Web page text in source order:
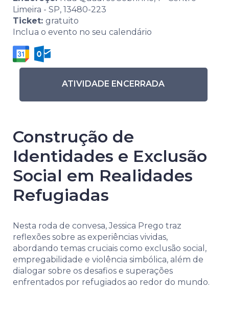
Limeira - SP, 13480-223
Ticket: gratuito
Inclua o evento no seu calendário
ATIVIDADE ENCERRADA
Construção de
Identidades e Exclusão
Social em Realidades
Refugiadas
Nesta roda de convesa, Jessica Prego traz
reflexões sobre as experiências vividas,
abordando temas cruciais como exclusão social,
empregabilidade e violência simbólica, além de
dialogar sobre os desafios e superações
enfrentados por refugiados ao redor do mundo.